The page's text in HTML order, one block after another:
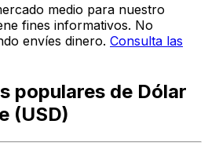
medio para nuestro
fines informativos. No
envíes dinero. Consulta las
populares de Dólar
(USD)